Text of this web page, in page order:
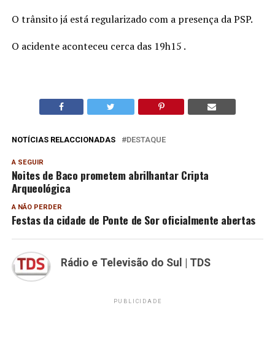
O trânsito já está regularizado com a presença da PSP.
O acidente aconteceu cerca das 19h15 .
NOTÍCIAS RELACCIONADAS DESTAQUE
A SEGUIR
Noites de Baco prometem abrilhantar Cripta
Arqueológica
A NÃO PERDER
Festas da cidade de Ponte de Sor oficialmente abertas
Rádio e Televisão do Sul | TDS
PUBLICIDADE